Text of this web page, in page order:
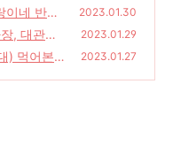
네 반찬' 2023.01.30
, 대관령
기
(38)
2023.01.29
) 먹어본
2023.01.27